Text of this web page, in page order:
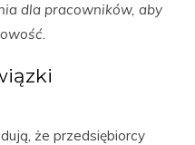
dla pracowników, aby
że przedsiębiorcy